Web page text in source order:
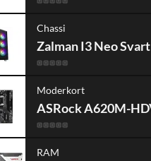
Chassi
Zalman I3 Neo Svart
Moderkort
ASRock A620M-
RAM